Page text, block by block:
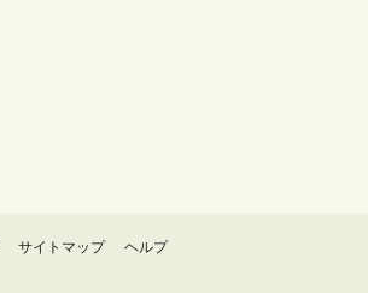
サイトマップ ヘルプ